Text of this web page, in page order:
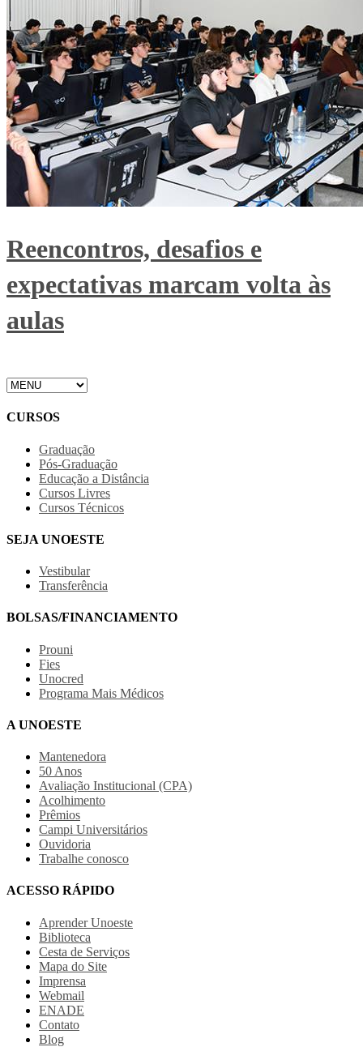
Reencontros, desafios e
expectativas marcam volta às
aulas
CURSOS
Graduação
Pós-Graduação
Educação a Distância
Cursos Livres
Cursos Técnicos
SEJA UNOESTE
Vestibular
Transferência
BOLSAS/FINANCIAMENTO
Prouni
Fies
Unocred
Programa Mais Médicos
A UNOESTE
Mantenedora
50 Anos
Avaliação Institucional (CPA)
Acolhimento
Prêmios
Campi Universitários
Ouvidoria
Trabalhe conosco
ACESSO RÁPIDO
Aprender Unoeste
Biblioteca
Cesta de Serviços
Mapa do Site
Imprensa
Webmail
ENADE
Contato
Blog